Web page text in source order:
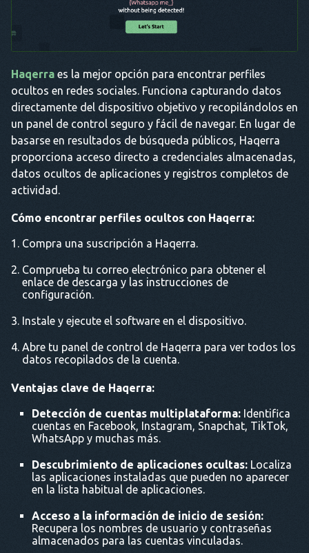
Haqerra es la mejor opción para encontrar perfiles
ocultos en redes sociales. Funciona capturando datos
directamente del dispositivo objetivo y recopilándolos en
un panel de control seguro y fácil de navegar. En lugar de
basarse en resultados de búsqueda públicos, Haqerra
proporciona acceso directo a credenciales almacenadas,
datos ocultos de aplicaciones y registros completos de
actividad.
Cómo encontrar perfiles ocultos con Haqerra:
Compra una suscripción a Haqerra.
Comprueba tu correo electrónico para obtener el
enlace de descarga y las instrucciones de
configuración.
Instale y ejecute el software en el dispositivo.
Abre tu panel de control de Haqerra para ver todos los
datos recopilados de la cuenta.
Ventajas clave de Haqerra:
Detección de cuentas multiplataforma: Identifica
cuentas en Facebook, Instagram, Snapchat, TikTok,
WhatsApp y muchas más.
Descubrimiento de aplicaciones ocultas: Localiza
las aplicaciones instaladas que pueden no aparecer
en la lista habitual de aplicaciones.
Acceso a la información de inicio de sesión:
Recupera los nombres de usuario y contraseñas
almacenados para las cuentas vinculadas.